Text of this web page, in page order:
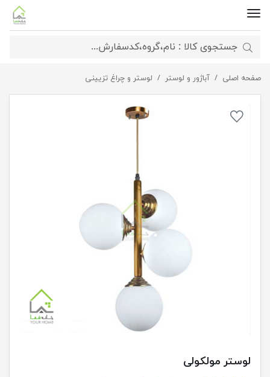
صفحه اصلی آباژور و لوستر لوستر و چراغ تزیینی لوستر مولکولی
لوستر مولکولی